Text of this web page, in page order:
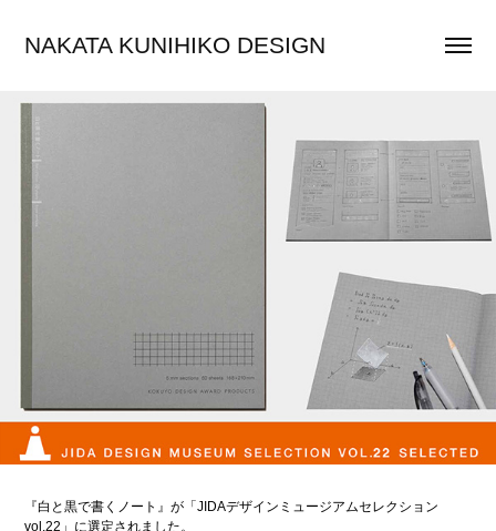
NAKATA KUNIHIKO DESIGN
『白と黒で書くノート』が「JIDAデザインミュージアムセレクション
vol.22」に選定されました。